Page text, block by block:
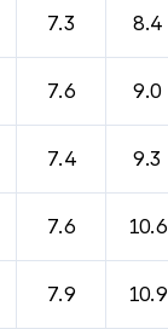
7.3 8.4
7.6 9.0
7.4 9.3
7.6 10.6
7.9 10.9